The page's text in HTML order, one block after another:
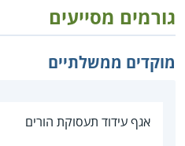
גורמים מסייעים
מוקדים ממשלתיים
אגף עידוד תעסוקת הורים